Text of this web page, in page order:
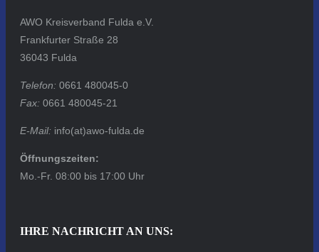
AWO Kreisverband Fulda e.V.
Frankfurter Straße 28
36043 Fulda
Telefon: 0661 480045-0
Fax: 0661 480045-21
E-Mail: info(at)awo-fulda.de
Öffnungszeiten:
Mo.-Fr. 08:00 bis 17:00 Uhr
IHRE NACHRICHT AN UNS: